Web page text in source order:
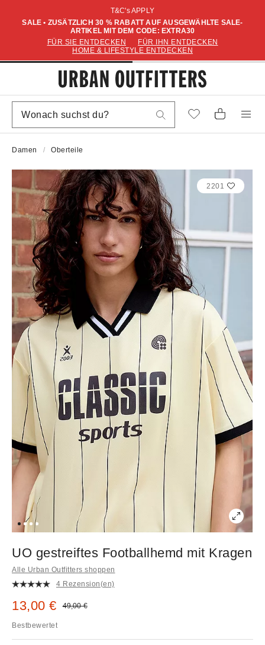
T&C's APPLY
SALE • ZUSÄTZLICH 30 % RABATT AUF AUSGEWÄHLTE SALE-
ARTIKEL MIT DEM CODE: EXTRA30
FÜR SIE ENTDECKEN
FÜR IHN ENTDECKEN
HOME & LIFESTYLE ENTDECKEN
Damen Oberteile
2201
UO gestreiftes Footballhemd mit Kragen
Alle Urban Outfitters shoppen
4 Rezension(en)
Sale Preis:
13,00 € Original Preis:
49,00 €
Bestbewertet